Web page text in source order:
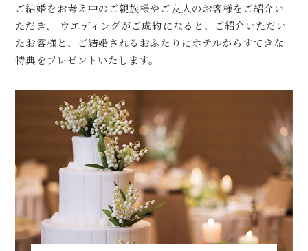
ご結婚をお考え中のご親族様やご友人のお客様をご紹介い
ただき、
ウエディングがご成約になると、ご紹介いただい
たお客様と、ご結婚されるおふたりにホテルからすてきな
特典をプレゼントいたします。